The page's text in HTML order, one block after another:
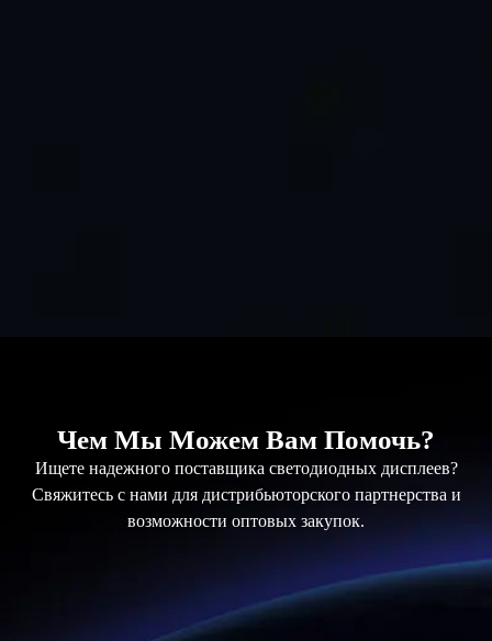
Чем Мы Можем Вам Помочь?
Ищете надежного поставщика светодиодных дисплеев?
Свяжитесь с нами для дистрибьюторского партнерства и
возможности оптовых закупок.